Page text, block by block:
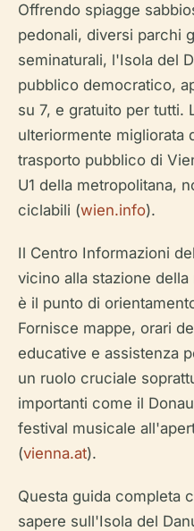
Offrendo spiagge
pedonali, diversi parchi
seminaturali, l'Isola del
pubblico democratico,
su 7, e gratuito per tutti.
ulteriormente migliorata
trasporto pubblico di
U1 della metropolitana,
ciclabili (wien.info).
Il Centro Informazioni
vicino alla stazione
è il punto di
Fornisce mappe, orari
educative e assistenza
un ruolo cruciale
importanti come il
festival musicale
(vienna.at).
Questa guida completa
sapere sull'Isola del